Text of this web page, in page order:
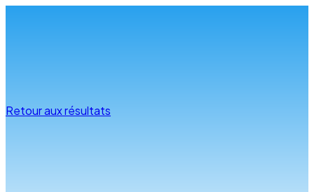
Retour aux résultats